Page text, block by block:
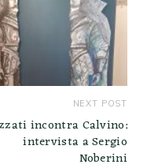
NEXT POST
incontra Calvino:
intervista a Sergio
Noberini